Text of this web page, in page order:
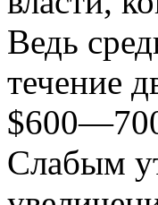
Ведь
течение
Слабым